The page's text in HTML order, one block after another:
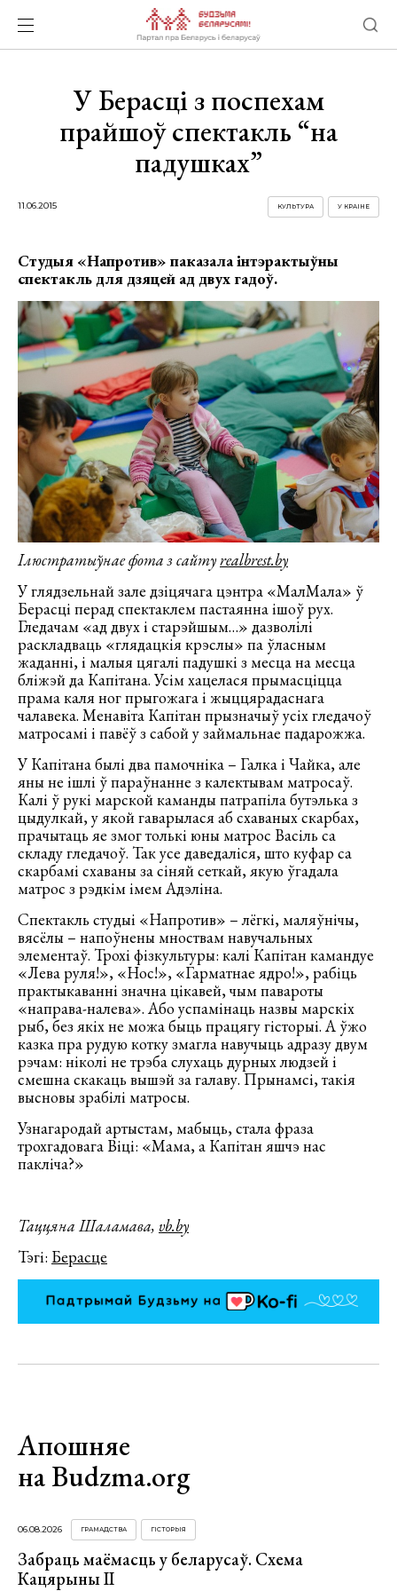
У Берасці з поспехам
прайшоў спектакль “на
падушках”
11.06.2015 У КРАІНЕ
КУЛЬТУРА
Студыя «Напротив» паказала інтэрактыўны
спектакль для дзяцей ад двух гадоў.
Ілюстратыўнае фота з сайтуrealbrest.by
У глядзельнай зале дзіцячага цэнтра «МалМала» ў
Берасці перад спектаклем пастаянна ішоў рух.
Гледачам «ад двух і старэйшым…» дазволілі
раскладваць «глядацкія крэслы» па ўласным
жаданні, і малыя цягалі падушкі з месца на месца
бліжэй да Капітана. Усім хацелася прымасціцца
прама каля ног прыгожага і жыццярадаснага
чалавека. Менавіта Капітан прызначыў усіх гледачоў
матросамі і павёў з сабой у займальнае падарожжа.
У Капітана былі два памочніка – Галка і Чайка, але
яны не ішлі ў параўнанне з калектывам матросаў.
Калі ў рукі марской каманды патрапіла бутэлька з
цыдулкай, у якой гаварылася аб схаваных скарбах,
прачытаць яе змог толькі юны матрос Васіль са
складу гледачоў. Так усе даведаліся, што куфар са
скарбамі схаваны за сіняй сеткай, якую ўгадала
матрос з рэдкім імем Адэліна.
Спектакль студыі «Напротив» – лёгкі, маляўнічы,
вясёлы – напоўнены мноствам навучальных
элементаў. Трохі фізкультуры: калі Капітан камандуе
«Лева руля!», «Нос!», «Гарматнае ядро!», рабіць
практыкаванні значна цікавей, чым павароты
«направа-налева». Або успамінаць назвы марскіх
рыб, без якіх не можа быць працягу гісторыі. А ўжо
казка пра рудую котку змагла навучыць адразу двум
рэчам: ніколі не трэба слухаць дурных людзей і
смешна скакаць вышэй за галаву. Прынамсі, такія
высновы зрабілі матросы.
Узнагародай артыстам, мабыць, стала фраза
трохгадовага Віці: «Мама, а Капітан яшчэ нас
пакліча?»
Таццяна Шаламава, vb.by
Тэгі: Берасце
Апошняе
на Budzma.org
06.08.2026 ГРАМАДСТВА ГІСТОРЫЯ
Забраць маёмасць у беларусаў. Схема
Кацярыны ІІ